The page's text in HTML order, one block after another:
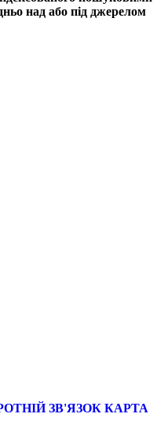
над або під джерелом
ЗВ'ЯЗОК КАРТА